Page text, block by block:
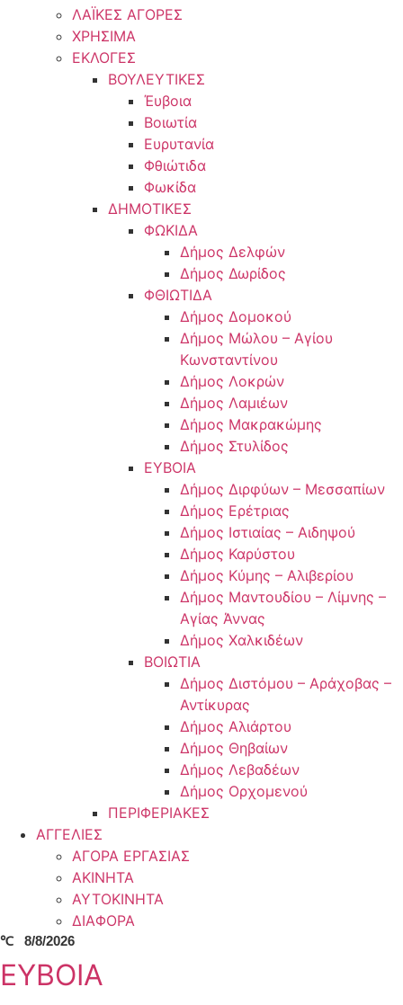
ΛΑΪΚΕΣ ΑΓΟΡΕΣ
ΧΡΗΣΙΜΑ
ΕΚΛΟΓΕΣ
ΒΟΥΛΕΥΤΙΚΕΣ
Έυβοια
Βοιωτία
Ευρυτανία
Φθιώτιδα
Φωκίδα
ΔΗΜΟΤΙΚΕΣ
ΦΩΚΙΔΑ
Δήμος Δελφών
Δήμος Δωρίδος
ΦΘΙΩΤΙΔΑ
Δήμος Δομοκού
Δήμος Μώλου – Αγίου
Κωνσταντίνου
Δήμος Λοκρών
Δήμος Λαμιέων
Δήμος Μακρακώμης
Δήμος Στυλίδος
ΕΥΒΟΙΑ
Δήμος Διρφύων – Μεσσαπίων
Δήμος Ερέτριας
Δήμος Ιστιαίας – Αιδηψού
Δήμος Καρύστου
Δήμος Κύμης – Αλιβερίου
Δήμος Μαντουδίου – Λίμνης –
Αγίας Άννας
Δήμος Χαλκιδέων
ΒΟΙΩΤΙΑ
Δήμος Διστόμου – Αράχοβας –
Αντίκυρας
Δήμος Αλιάρτου
Δήμος Θηβαίων
Δήμος Λεβαδέων
Δήμος Ορχομενού
ΠΕΡΙΦΕΡΙΑΚΕΣ
ΑΓΓΕΛΙΕΣ
ΑΓΟΡΑ ΕΡΓΑΣΙΑΣ
ΑΚΙΝΗΤΑ
ΑΥΤΟΚΙΝΗΤΑ
ΔΙΑΦΟΡΑ
℃ 8/8/2026
ΕΥΒΟΙΑ